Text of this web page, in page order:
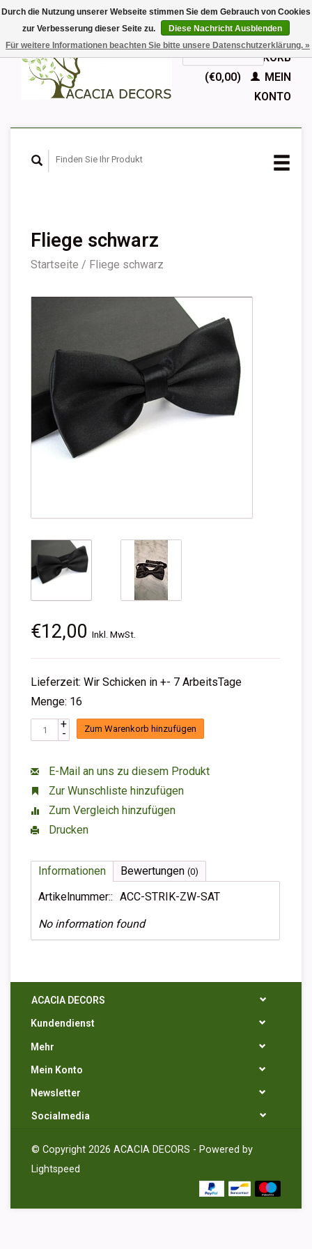
EUR
GBPDeutsch
Nederlands
English
IHR WARENKORB
(€0,00)
MEIN
KONTO
Fliege schwarz
Startseite / Fliege schwarz
€12,00 Inkl. MwSt.
Lieferzeit: Wir Schicken in +- 7 ArbeitsTage
Menge: 16
+
- Zum Warenkorb hinzufügen
E-Mail an uns zu diesem Produkt
Zur Wunschliste hinzufügen
Zum Vergleich hinzufügen
Drucken
Informationen Bewertungen (0)
Artikelnummer:: ACC-STRIK-ZW-SAT
No information found
ACACIA DECORS
Kundendienst
Mehr
Mein Konto
Newsletter
Socialmedia
© Copyright 2026 ACACIA DECORS - Powered by
Lightspeed
Durch die Nutzung unserer Webseite stimmen Sie dem Gebrauch von Cookies
zur Verbesserung dieser Seite zu.
Diese Nachricht Ausblenden
Für weitere Informationen beachten Sie bitte unsere Datenschutzerklärung. »